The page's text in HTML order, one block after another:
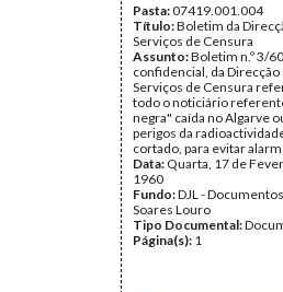
Pasta:07419.001.004
Título:Boletim da
Serviços de Censura
Assunto:Boletim n.º 3/
confidencial, da Direcção
Serviços de Censura
todo o noticiário
negra" caída no Algarve
perigos da
cortado, para evitar
Data: Quarta, 17 de
1960
Fundo:DJL -
Soares Louro
Tipo Documental:
Página(s): 1